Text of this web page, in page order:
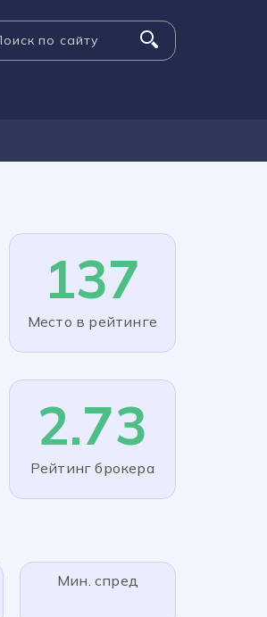
137
Место в рейтинге
2.73
Рейтинг брокера
Мин. спред